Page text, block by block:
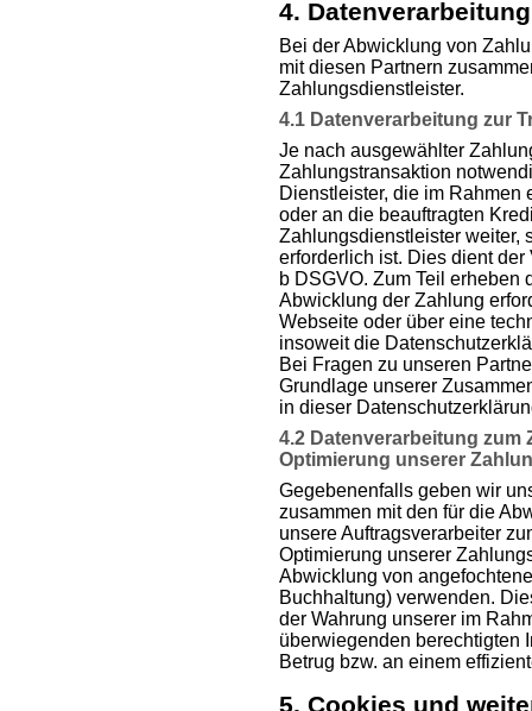
4.
Bei der Abwicklung von
mit diesen Partnern
Zahlungsdienstleister.
4.1 Datenverarbeitung zur
Je nach ausgewählter
Zahlungstransaktion
Dienstleister, die im Rahmen
oder an die beauftragten
Zahlungsdienstleister weiter,
erforderlich ist. Dies dient der
b DSGVO. Zum Teil
Abwicklung der Zahlung
Webseite oder über eine
insoweit die
Bei Fragen zu unseren
Grundlage unserer
in dieser
4.2 Datenverarbeitung
Optimierung unserer
Gegebenenfalls geben wir
zusammen mit den für die
unsere Auftragsverarbeiter
Optimierung unserer
Abwicklung von
Buchhaltung) verwenden.
der Wahrung unserer im
überwiegenden berechtigten
Betrug bzw. an einem
5. Cookies und